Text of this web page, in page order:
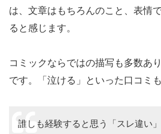
は、文章はもちろんのこと、表情
ると感じます。
コミックならではの描写も多数あ
です。「泣ける」といった口コミ
誰しも経験すると思う「スレ違い